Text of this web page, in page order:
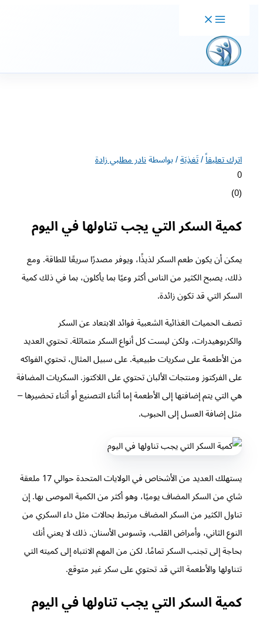
المحتوى
اترك تعليقاً/تَغذِيَة/ بواسطةنادر مطلبي زادة
0
)
كمية السكر التي يجب تناولها في اليوم
يمكن أن يكون طعم السكر لذيذًا، ويوفر مصدرًا سريعًا للطاقة. ومع
ذلك، يصبح الكثير من الناس أكثر وعيًا بما يأكلون، بما في ذلك كمية
السكر التي قد تكون زائدة.
تصف الحميات الغذائية الشعبية فوائد الابتعاد عن السكر
والكربوهيدرات، ولكن ليست كل أنواع السكر متماثلة. تحتوي العديد
من الأطعمة على سكريات طبيعية. على سبيل المثال، تحتوي الفواكه
على الفركتوز ومنتجات الألبان تحتوي على اللاكتوز. السكريات المضافة
هي التي يتم إضافتها إلى الأطعمة إما أثناء التصنيع أو أثناء تحضيرها –
مثل إضافة العسل إلى الحبوب.
يستهلك العديد من الأشخاص في الولايات المتحدة حوالي 17 ملعقة
شاي من السكر المضاف يوميًا، وهو أكثر من الكمية الموصى بها. إن
تناول الكثير من السكر المضاف مرتبط بحالات مثل داء السكري من
النوع الثاني، وأمراض القلب، وتسوس الأسنان. ذلك لا يعني أنك
بحاجة إلى تجنب السكر تمامًا. لكن من المهم الانتباه إلى كميته التي
تتناولها والأطعمة التي قد تحتوي على سكر غير متوقع.
كمية السكر التي يجب تناولها في اليوم